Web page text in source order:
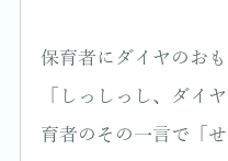
保育者にダイヤのお
「しっしっし、ダイ
育者のその一言で「